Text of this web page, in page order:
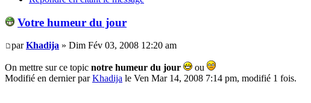
Votre humeur du jour
parKhadija » Dim Fév 03, 2008 12:20 am
On mettre sur ce topic notre humeur du jour
ou
Modifié en dernier parKhadija le Ven Mar 14, 2008 7:14 pm, modifié 1 fois.